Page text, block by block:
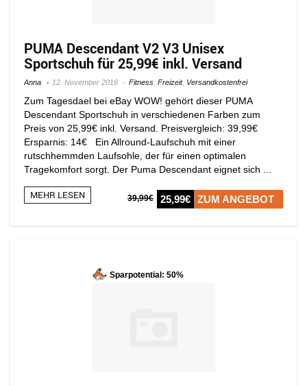
PUMA Descendant V2 V3 Unisex
Sportschuh für 25,99€ inkl. Versand
Anna 12. November 2016 Fitness Freizeit, Versandkostenfrei
Zum Tagesdael bei eBay WOW! gehört dieser PUMA
Descendant Sportschuh in verschiedenen Farben zum
Preis von 25,99€ inkl. Versand. Preisvergleich: 39,99€
Ersparnis: 14€ Ein Allround-Laufschuh mit einer
rutschhemmden Laufsohle, der für einen optimalen
Tragekomfort sorgt. Der Puma Descendant eignet sich ...
MEHR LESEN 39,99€ 25,99€ ZUM ANGEBOT
Sparpotential: 50%